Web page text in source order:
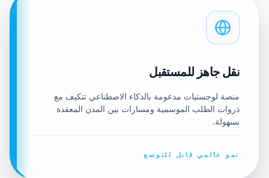
نقل جاهز للمستقبل
منصة لوجستيات مدعومة بالذكاء الاصطناعي تتكيف مع
ذروات الطلب الموسمية ومسارات بين المدن المعقدة
بسهولة.
نمو عالمي قابل للتوسع